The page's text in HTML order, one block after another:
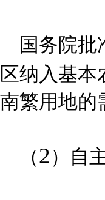
国务院批
区纳入基
南繁用地的
（2）自